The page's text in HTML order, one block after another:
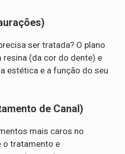
ser tratada? O plano
(da cor do dente) e
estética e a função do seu
de Canal)
mais caros no
o tratamento e